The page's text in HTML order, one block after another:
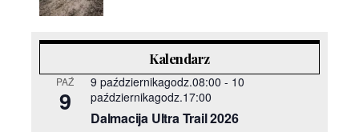
Kalendarz
PAŹ
9
9 październikagodz.08:00 - 10
październikagodz.17:00
Dalmacija Ultra Trail 2026